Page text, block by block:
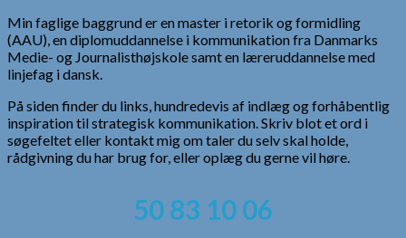
Min faglige baggrund er en master i retorik og formidling
(AAU), en diplomuddannelse i kommunikation fra Danmarks
Medie- og Journalisthøjskole samt en læreruddannelse med
linjefag i dansk.
På siden finder du links, hundredevis af indlæg og forhåbentlig
inspiration til strategisk kommunikation. Skriv blot et ord i
søgefeltet eller kontakt mig om taler du selv skal holde,
rådgivning du har brug for, eller oplæg du gerne vil høre.
50 83 10 06